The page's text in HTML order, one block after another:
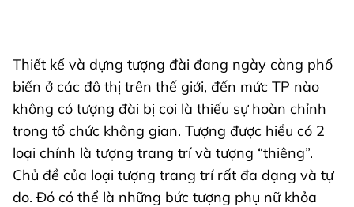
Thiết kế và dựng tượng đài đang ngày càng phổ
biến ở các đô thị trên thế giới, đến mức TP nào
không có tượng đài bị coi là thiếu sự hoàn chỉnh
trong tổ chức không gian. Tượng được hiểu có 2
loại chính là tượng trang trí và tượng “thiêng”.
Chủ đề của loại tượng trang trí rất đa dạng và tự
do. Đó có thể là những bức tượng phụ nữ khỏa